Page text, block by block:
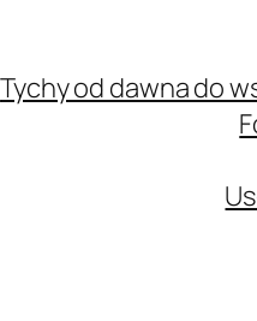
Tychy od dawna do